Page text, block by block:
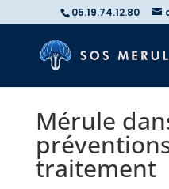
05.19.74.12.80
Mérule
traitement